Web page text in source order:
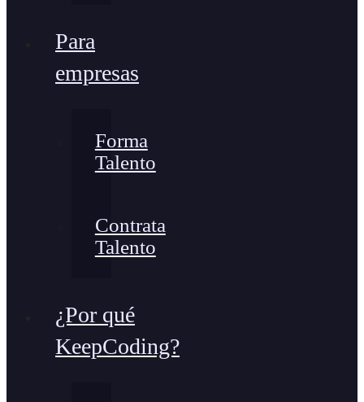
Para
empresas
Forma
Talento
Contrata
Talento
¿Por qué
KeepCoding?